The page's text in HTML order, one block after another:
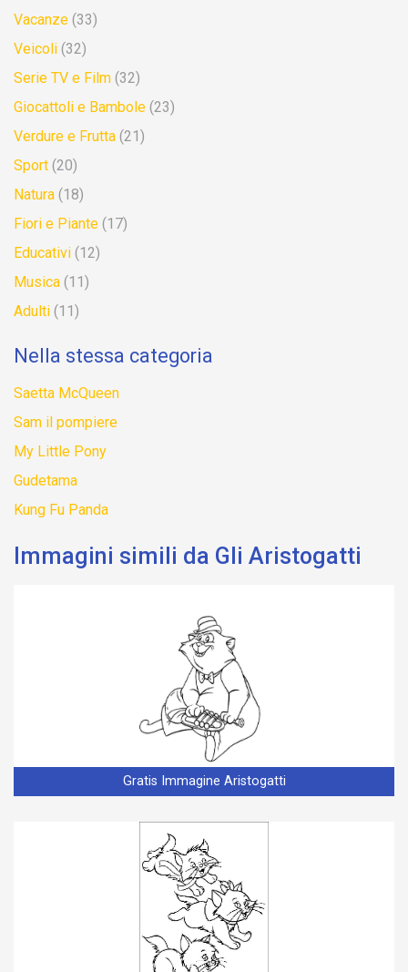
Vacanze (33)
Veicoli (32)
Serie TV e Film (32)
Giocattoli e Bambole (23)
Verdure e Frutta (21)
Sport (20)
Natura (18)
Fiori e Piante (17)
Educativi (12)
Musica (11)
Adulti (11)
Nella stessa categoria
Saetta McQueen
Sam il pompiere
My Little Pony
Gudetama
Kung Fu Panda
Immagini simili da Gli Aristogatti
Gratis Immagine Aristogatti